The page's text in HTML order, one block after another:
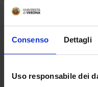
Consenso Dettagli
Uso responsabile dei
COMMISSIONI
UFFICI E STRUTTURE
STRUTTURE DEL